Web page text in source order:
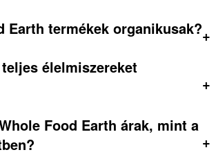
Earth termékek organikusak?+
élelmiszereket
+
Food Earth árak, mint a
+